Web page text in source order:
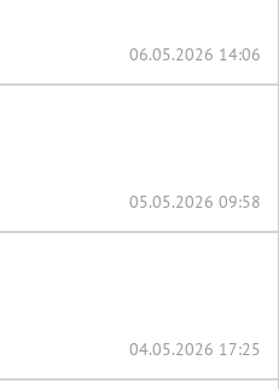
06.05.2026 14:06
05.05.2026 09:58
04.05.2026 17:25